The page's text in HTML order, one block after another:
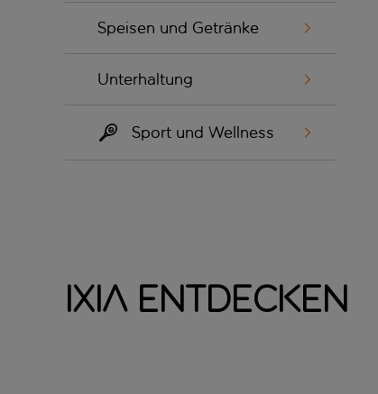
Speisen und Getränke
Unterhaltung
Sport und Wellness
Ixia entdecken